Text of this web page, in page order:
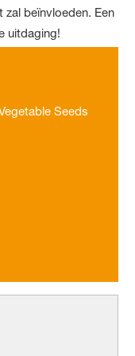
beïnvloeden. Een
uitdaging!
Seeds